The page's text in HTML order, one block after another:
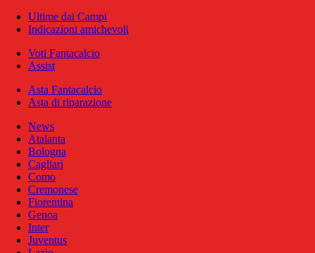
Ultime dai Campi
Indicazioni amichevoli
Voti Fantacalcio
Assist
Asta Fantacalcio
Asta di riparazione
News
Atalanta
Bologna
Cagliari
Como
Cremonese
Fiorentina
Genoa
Inter
Juventus